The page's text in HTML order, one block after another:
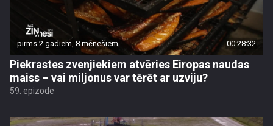
pirms 2 gadiem, 8 mēnešiem 00:28:32
Piekrastes zvenjiekiem atvēries Eiropas naudas
maiss – vai miljonus var tērēt ar uzviju?
59. epizode